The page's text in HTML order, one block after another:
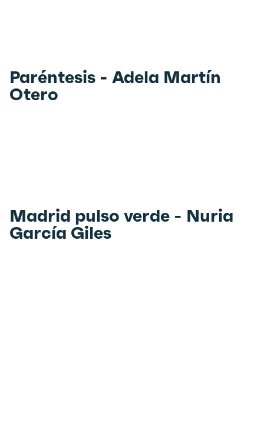
Paréntesis - Adela Martín
Otero
Madrid pulso verde - Nuria
García Giles